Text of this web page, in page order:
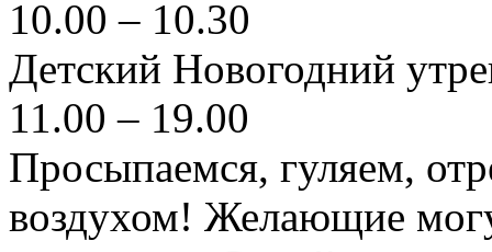
10.00 – 10.30
Детский Новогодний
11.00 – 19.00
Просыпаемся, гуляем,
воздухом! Желающие